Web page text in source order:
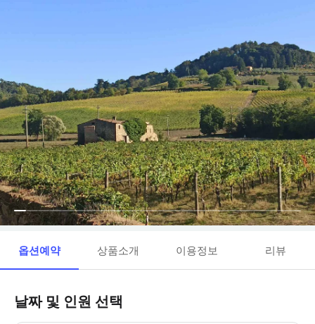
옵션예약 상품소개 이용정보 리뷰
날짜 및 인원 선택